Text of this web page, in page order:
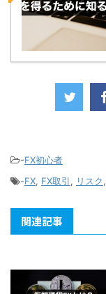
-FX初心者
-FX, FX取引, リスク,
関連記事